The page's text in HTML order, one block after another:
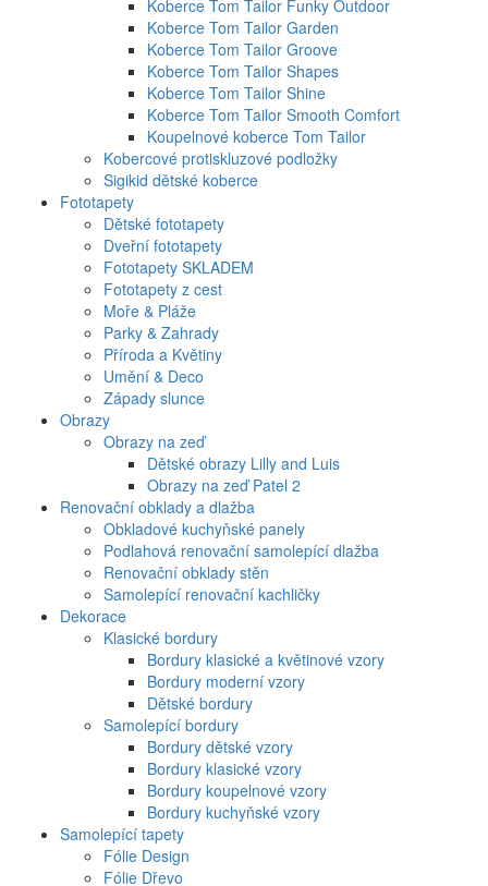
Koberce Tom Tailor Funky Outdoor
Koberce Tom Tailor Garden
Koberce Tom Tailor Groove
Koberce Tom Tailor Shapes
Koberce Tom Tailor Shine
Koberce Tom Tailor Smooth Comfort
Koupelnové koberce Tom Tailor
Kobercové protiskluzové podložky
Sigikid dětské koberce
Fototapety
Dětské fototapety
Dveřní fototapety
Fototapety SKLADEM
Fototapety z cest
Moře & Pláže
Parky & Zahrady
Příroda a Květiny
Umění & Deco
Západy slunce
Obrazy
Obrazy na zeď
Dětské obrazy Lilly and Luis
Obrazy na zeď Patel 2
Renovační obklady a dlažba
Obkladové kuchyňské panely
Podlahová renovační samolepící dlažba
Renovační obklady stěn
Samolepící renovační kachličky
Dekorace
Klasické bordury
Bordury klasické a květinové vzory
Bordury moderní vzory
Dětské bordury
Samolepící bordury
Bordury dětské vzory
Bordury klasické vzory
Bordury koupelnové vzory
Bordury kuchyňské vzory
Samolepící tapety
Fólie Design
Fólie Dřevo